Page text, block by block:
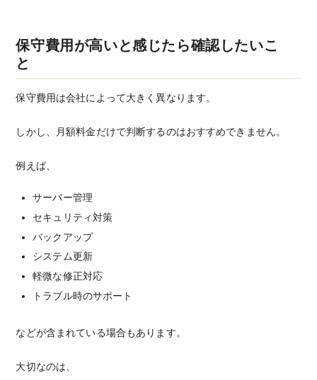
保守費用が高いと感じたら確認したいこ
と
保守費用は会社によって大きく異なります。
しかし、月額料金だけで判断するのはおすすめできません。
例えば、
サーバー管理
セキュリティ対策
バックアップ
システム更新
軽微な修正対応
トラブル時のサポート
などが含まれている場合もあります。
大切なのは、